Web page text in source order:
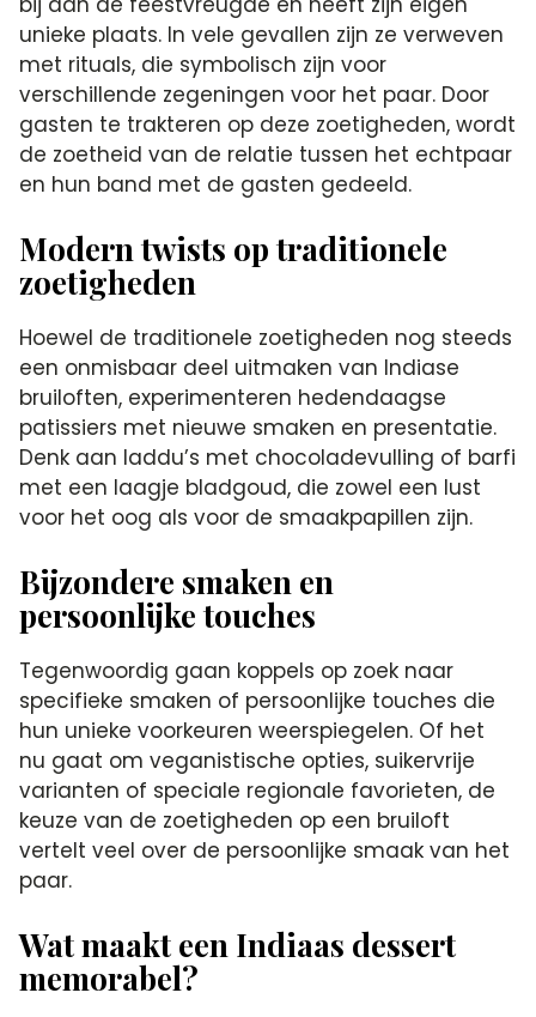
unieke plaats. In vele gevallen zijn ze verweven
met rituals, die symbolisch zijn voor
verschillende zegeningen voor het paar. Door
gasten te trakteren op deze zoetigheden, wordt
de zoetheid van de relatie tussen het echtpaar
en hun band met de gasten gedeeld.
Modern twists op traditionele
zoetigheden
Hoewel de traditionele zoetigheden nog steeds
een onmisbaar deel uitmaken van Indiase
bruiloften, experimenteren hedendaagse
patissiers met nieuwe smaken en presentatie.
Denk aan laddu’s met chocoladevulling of barfi
met een laagje bladgoud, die zowel een lust
voor het oog als voor de smaakpapillen zijn.
Bijzondere smaken en
persoonlijke touches
Tegenwoordig gaan koppels op zoek naar
specifieke smaken of persoonlijke touches die
hun unieke voorkeuren weerspiegelen. Of het
nu gaat om veganistische opties, suikervrije
varianten of speciale regionale favorieten, de
keuze van de zoetigheden op een bruiloft
vertelt veel over de persoonlijke smaak van het
paar.
Wat maakt een Indiaas dessert
memorabel?